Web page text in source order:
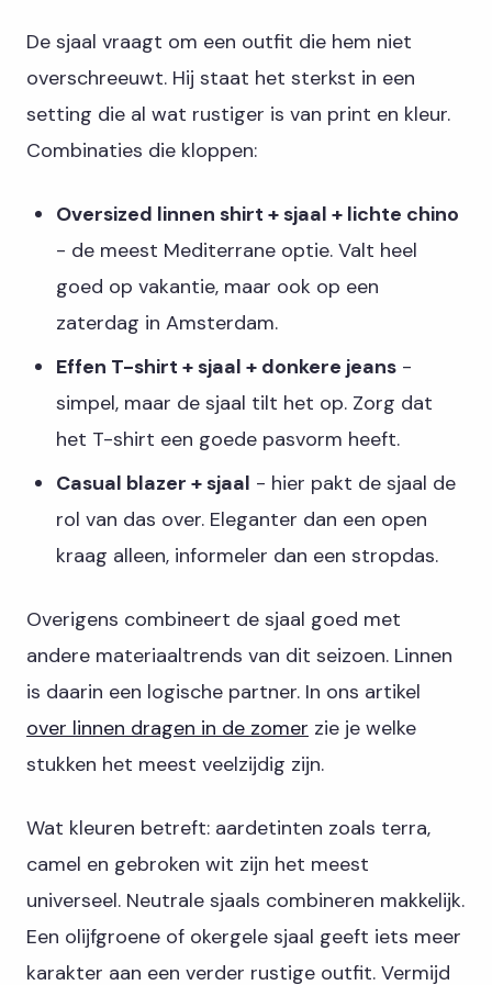
De sjaal vraagt om een outfit die hem niet
overschreeuwt. Hij staat het sterkst in een
setting die al wat rustiger is van print en kleur.
Combinaties die kloppen:
Oversized linnen shirt + sjaal + lichte chino
- de meest Mediterrane optie. Valt heel
goed op vakantie, maar ook op een
zaterdag in Amsterdam.
Effen T-shirt + sjaal + donkere jeans-
simpel, maar de sjaal tilt het op. Zorg dat
het T-shirt een goede pasvorm heeft.
Casual blazer + sjaal - hier pakt de sjaal de
rol van das over. Eleganter dan een open
kraag alleen, informeler dan een stropdas.
Overigens combineert de sjaal goed met
andere materiaaltrends van dit seizoen. Linnen
is daarin een logische partner. In ons artikel
over linnen dragen in de zomer zie je welke
stukken het meest veelzijdig zijn.
Wat kleuren betreft: aardetinten zoals terra,
camel en gebroken wit zijn het meest
universeel. Neutrale sjaals combineren makkelijk.
Een olijfgroene of okergele sjaal geeft iets meer
karakter aan een verder rustige outfit. Vermijd